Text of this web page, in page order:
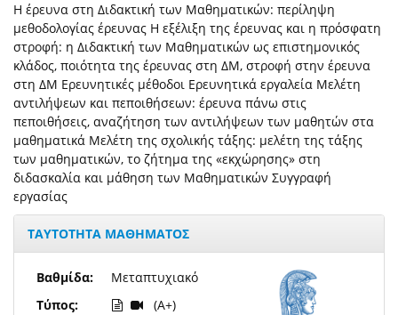
Η έρευνα στη Διδακτική των Μαθηματικών: περίληψη
μεθοδολογίας έρευνας Η εξέλιξη της έρευνας και η πρόσφατη
στροφή: η Διδακτική των Μαθηματικών ως επιστημονικός
κλάδος, ποιότητα της έρευνας στη ΔΜ, στροφή στην έρευνα
στη ΔΜ Ερευνητικές μέθοδοι Ερευνητικά εργαλεία Μελέτη
αντιλήψεων και πεποιθήσεων: έρευνα πάνω στις
πεποιθήσεις, αναζήτηση των αντιλήψεων των μαθητών στα
μαθηματικά Μελέτη της σχολικής τάξης: μελέτη της τάξης
των μαθηματικών, το ζήτημα της «εκχώρησης» στη
διδασκαλία και μάθηση των Μαθηματικών Συγγραφή
εργασίας
ΤΑΥΤΟΤΗΤΑ ΜΑΘΗΜΑΤΟΣ
Βαθμίδα:
Τύπος:
Μεταπτυχιακό
(A+)